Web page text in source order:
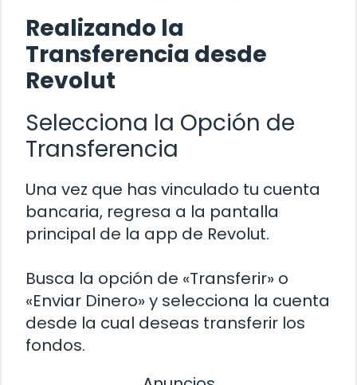
Realizando la
Transferencia desde
Revolut
Selecciona la Opción de
Transferencia
Una vez que has vinculado tu cuenta
bancaria, regresa a la pantalla
principal de la app de Revolut.
Busca la opción de «Transferir» o
«Enviar Dinero» y selecciona la cuenta
desde la cual deseas transferir los
fondos.